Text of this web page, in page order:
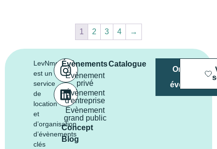
1 2 3 4 →
LevNment
est un
service
de
location
et
d’organisation
d’évènements
clés
Évènements
Évènement
privé
Évènement
d'entreprise
Évènement
grand public
Concept
Blog
Catalogue
Organiser
évènement